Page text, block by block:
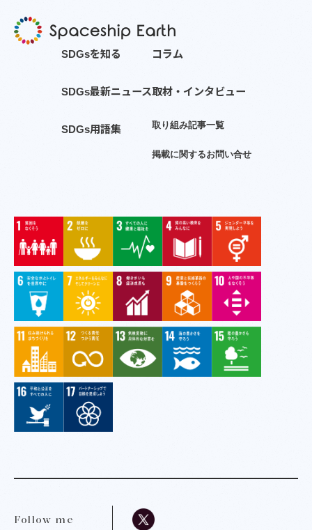
SDGsを知る
SDGs最新ニュース
SDGs用語集
コラム
取材・ イ ンタ ビュー
取り組み記事一覧
掲載に関するお問い合せ
Follow me